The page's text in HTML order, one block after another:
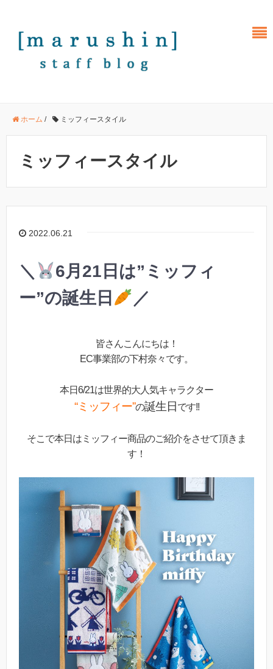
ホーム / ミッフィースタイル
ミッフィースタイル
2022.06.21
＼
6月21日は”ミッフィ
ー”の誕生日
／
皆さんこんにちは！
EC事業部の下村奈々です。
本日6/21は世界的大人気キャラクター
“ミッフィー”の誕生日です!!
そこで本日はミッフィー商品のご紹介をさせて頂きま
す！